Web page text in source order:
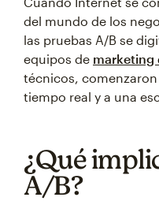
del mundo de los
las pruebas A/B se
equipos de marketing
técnicos,
tiempo real y a una
¿Qué
A/B?